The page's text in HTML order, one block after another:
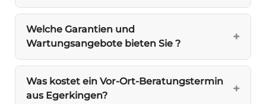
Welche Garantien und
Wartungsangebote bieten Sie ?
Was kostet ein Vor-Ort-Beratungstermin
aus Egerkingen?